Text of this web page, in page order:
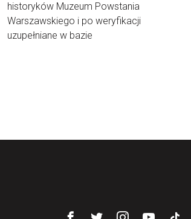
historyków Muzeum Powstania
Warszawskiego i po weryfikacji
uzupełniane w bazie